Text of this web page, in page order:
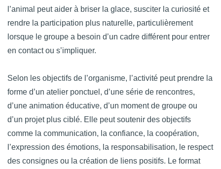
l’animal peut aider à briser la glace, susciter la curiosité et
rendre la participation plus naturelle, particulièrement
lorsque le groupe a besoin d’un cadre différent pour entrer
en contact ou s’impliquer.
Selon les objectifs de l’organisme, l’activité peut prendre la
forme d’un atelier ponctuel, d’une série de rencontres,
d’une animation éducative, d’un moment de groupe ou
d’un projet plus ciblé. Elle peut soutenir des objectifs
comme la communication, la confiance, la coopération,
l’expression des émotions, la responsabilisation, le respect
des consignes ou la création de liens positifs. Le format